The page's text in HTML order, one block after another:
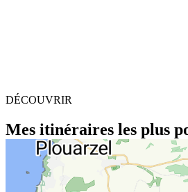
DÉCOUVRIR
Mes itinéraires les plus